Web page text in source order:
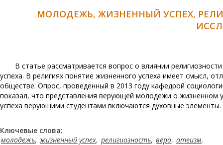
МОЛОДЕЖЬ, ЖИЗНЕННЫЙ УСПЕХ,
В статье рассматривается вопрос о влиянии
успеха. В религиях понятие жизненного успеха имеет смысл,
обществе. Опрос, проведенный в 2013 году кафедрой
показал, что представления верующей молодежи о жизненном
успеха верующими студентами включаются духовные элементы.
Ключевые слова:
молодежь, жизненный успех, религиозность, вера, атеизм.